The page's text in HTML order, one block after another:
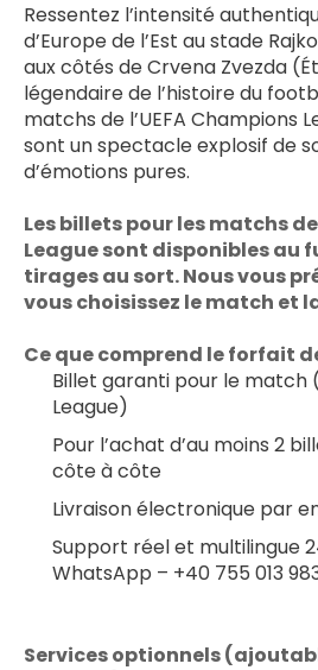
Ressentez l’intensité
d’Europe de l’Est au stade
aux côtés de Crvena Zvezda
légendaire de l’histoire du
matchs de l’UEFA Champions
sont un spectacle explosif de
d’émotions pures.
Les billets pour les matchs
League sont disponibles au
tirages au sort. Nous vous
vous choisissez le match et
Ce que comprend le forfait
Billet garanti pour le match
League)
Pour l’achat d’au moins 2
côte à côte
Livraison électronique par
Support réel et multilingue
WhatsApp – +40 755 013
Services optionnels